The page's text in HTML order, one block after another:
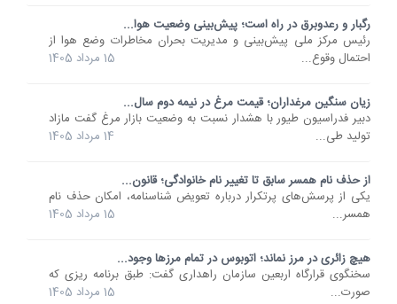
رگبار و رعدوبرق در راه است؛ پیش‌بینی وضعیت هوا...
رئیس مرکز ملی پیش‌بینی و مدیریت بحران مخاطرات وضع هوا از
احتمال وقوع...
15 مرداد 1405
زیان سنگین مرغداران؛ قیمت مرغ در نیمه دوم سال...
دبیر فدراسیون طیور با هشدار نسبت به وضعیت بازار مرغ گفت مازاد
تولید طی...
14 مرداد 1405
از حذف نام همسر سابق تا تغییر نام خانوادگی؛ قانون...
یکی از پرسش‌های پرتکرار درباره تعویض شناسنامه، امکان حذف نام
همسر...
15 مرداد 1405
هیچ زائری در مرز نماند؛ اتوبوس در تمام مرزها وجود...
سخنگوی قرارگاه اربعین سازمان راهداری گفت: طبق برنامه ریزی که
صورت...
15 مرداد 1405